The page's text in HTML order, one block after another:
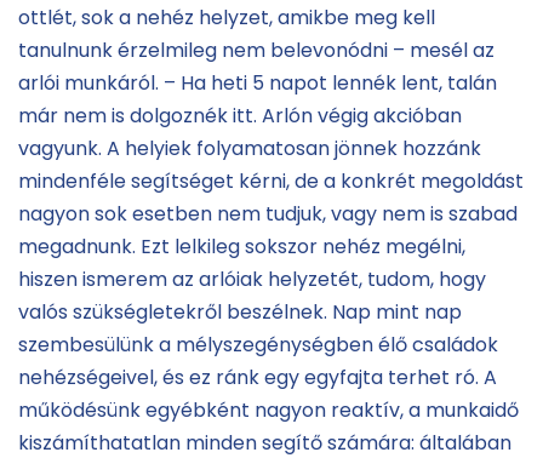
ottlét, sok a nehéz helyzet, amikbe meg kell
tanulnunk érzelmileg nem belevonódni – mesél az
arlói munkáról. – Ha heti 5 napot lennék lent, talán
már nem is dolgoznék itt. Arlón végig akcióban
vagyunk. A helyiek folyamatosan jönnek hozzánk
mindenféle segítséget kérni, de a konkrét megoldást
nagyon sok esetben nem tudjuk, vagy nem is szabad
megadnunk. Ezt lelkileg sokszor nehéz megélni,
hiszen ismerem az arlóiak helyzetét, tudom, hogy
valós szükségletekről beszélnek. Nap mint nap
szembesülünk a mélyszegénységben élő családok
nehézségeivel, és ez ránk egy egyfajta terhet ró. A
működésünk egyébként nagyon reaktív, a munkaidő
kiszámíthatatlan minden segítő számára: általában